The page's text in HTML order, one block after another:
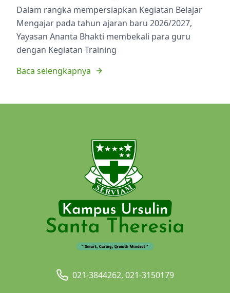
Dalam rangka mempersiapkan Kegiatan Belajar
Mengajar pada tahun ajaran baru 2026/2027,
Yayasan Ananta Bhakti membekali para guru
dengan Kegiatan Training
Baca selengkapnya
021-3844262, 021-3150179